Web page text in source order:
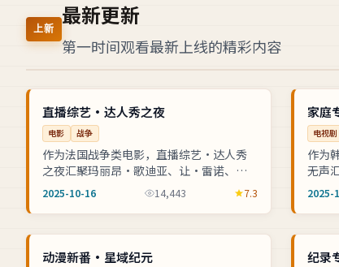
上新
最新更新
第一时间观看最新上线的精彩内容
法国
直播综艺·达人秀之夜
电影 战争
作为法国战争类电影，直播综艺·达人秀
之夜汇聚玛丽昂·歌迪亚、让·雷诺、奥
黛丽·塔图等实力阵容，吕克·贝松操刀
执导。音乐盛典舞台背后灯光音响团队的...
2025-10-16 14,443 7.3
韩国
家庭
电视剧
作为
无声
力阵
视
2025-
中国
动漫新番·星域纪元 日本
纪录